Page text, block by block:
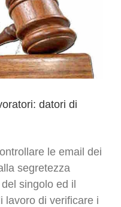
datori di
le email dei
segretezza
singolo ed il
lavoro di verificare i